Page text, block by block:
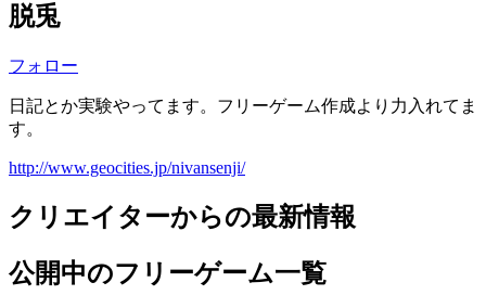
脱兎
フォロー
日記とか実験やってます。フリーゲーム作成より力入れてま
す。
http://www.geocities.jp/nivansenji/
クリエイターからの最新情報
公開中のフリーゲーム一覧